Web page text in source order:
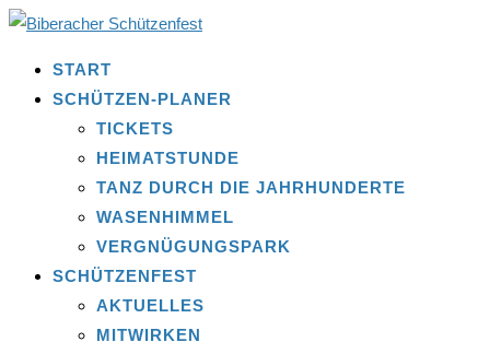
START
SCHÜTZEN-PLANER
TICKETS
HEIMATSTUNDE
TANZ DURCH DIE JAHRHUNDERTE
WASENHIMMEL
VERGNÜGUNGSPARK
SCHÜTZENFEST
AKTUELLES
MITWIRKEN